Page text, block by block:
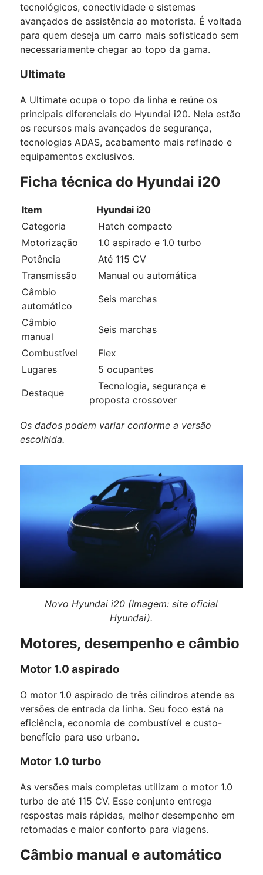
tecnológicos, conectividade e sistemas
avançados de assistência ao motorista. É voltada
para quem deseja um carro mais sofisticado sem
necessariamente chegar ao topo da gama.
Ultimate
A Ultimate ocupa o topo da linha e reúne os
principais diferenciais do Hyundai i20. Nela estão
os recursos mais avançados de segurança,
tecnologias ADAS, acabamento mais refinado e
equipamentos exclusivos.
Ficha técnica do Hyundai i20
Item
Hyundai i20
Categoria
Hatch compacto
Motorização
1.0 aspirado e 1.0 turbo
Potência
Até 115 CV
Transmissão
Manual ou automática
Câmbio
automático
Seis marchas
Câmbio
manual
Seis marchas
Combustível
Flex
Lugares
5 ocupantes
Destaque
Tecnologia, segurança e
proposta crossover
Os dados podem variar conforme a versão
escolhida.
Novo Hyundai i20 (Imagem: site oficial
Hyundai).
Motores, desempenho e câmbio
Motor 1.0 aspirado
O motor 1.0 aspirado de três cilindros atende as
versões de entrada da linha. Seu foco está na
eficiência, economia de combustível e custo-
benefício para uso urbano.
Motor 1.0 turbo
As versões mais completas utilizam o motor 1.0
turbo de até 115 CV. Esse conjunto entrega
respostas mais rápidas, melhor desempenho em
retomadas e maior conforto para viagens.
Câmbio manual e automático